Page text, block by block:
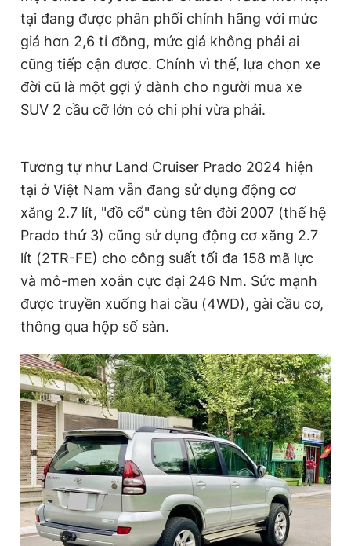
Giấy phép xuất bản số 110/GP - BTTTT cấp ngày 24.3.2020
© 2003-2026 Bản quyền thuộc về Báo Thanh Niên. Cấm sao
chép dưới mọi hình thức nếu không có sự chấp thuận bằng văn
bản. Phát triển bởi ePi Technologies, JSC.
tại đang được phân phối chính hãng với mức
giá hơn 2,6 tỉ đồng, mức giá không phải ai
cũng tiếp cận được. Chính vì thế, lựa chọn xe
đời cũ là một gợi ý dành cho người mua xe
SUV 2 cầu cỡ lớn có chi phí vừa phải.
Tương tự như Land Cruiser Prado 2024 hiện
tại ở Việt Nam vẫn đang sử dụng động cơ
xăng 2.7 lít, "đồ cổ" cùng tên đời 2007 (thế hệ
Prado thứ 3) cũng sử dụng động cơ xăng 2.7
lít (2TR-FE) cho công suất tối đa 158 mã lực
và mô-men xoắn cực đại 246 Nm. Sức mạnh
được truyền xuống hai cầu (4WD), gài cầu cơ,
thông qua hộp số sàn.